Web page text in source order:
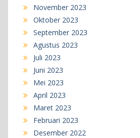
November 2023
Oktober 2023
September 2023
Agustus 2023
Juli 2023
Juni 2023
Mei 2023
April 2023
Maret 2023
Februari 2023
Desember 2022